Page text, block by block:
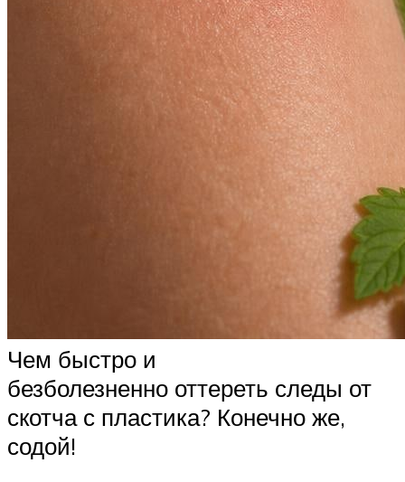
Чем быстро и
безболезненно оттереть следы от
скотча с пластика? Конечно же,
содой!